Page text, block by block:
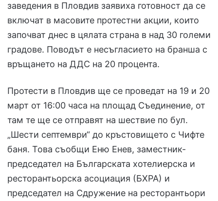
заведения в Пловдив заявиха готовност да се
включат в масовите протестни акции, които
започват днес в цялата страна в над 30 големи
градове. Поводът е несъгласието на бранша с
връщането на ДДС на 20 процента.
Протести в Пловдив ще се проведат на 19 и 20
март от 16:00 часа на площад Съединение, от
там те ще се отправят на шествие по бул.
„Шести септември“ до кръстовището с Чифте
баня. Това съобщи Еню Енев, заместник-
председател на Българската хотелиерска и
ресторантьорска асоциация (БХРА) и
председател на Сдружение на ресторантьори